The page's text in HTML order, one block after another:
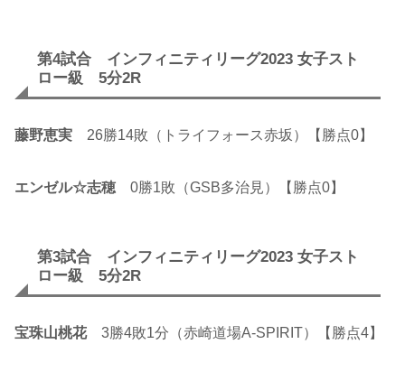
第4試合 インフィニティリーグ2023 女子スト
ロー級 5分2R
藤野恵実 26勝14敗（トライフォース赤坂）【勝点0】
エンゼル☆志穂 0勝1敗（GSB多治見）【勝点0】
第3試合 インフィニティリーグ2023 女子スト
ロー級 5分2R
宝珠山桃花3勝4敗1分（赤崎道場A-SPIRIT）【勝点4】